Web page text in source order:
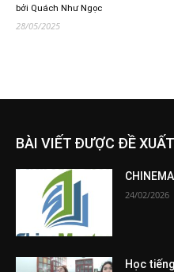
bởi Quách Như Ngọc
28/05/2025
BÀI VIẾT ĐƯỢC ĐỀ XUẤT
24/02/2026
Học